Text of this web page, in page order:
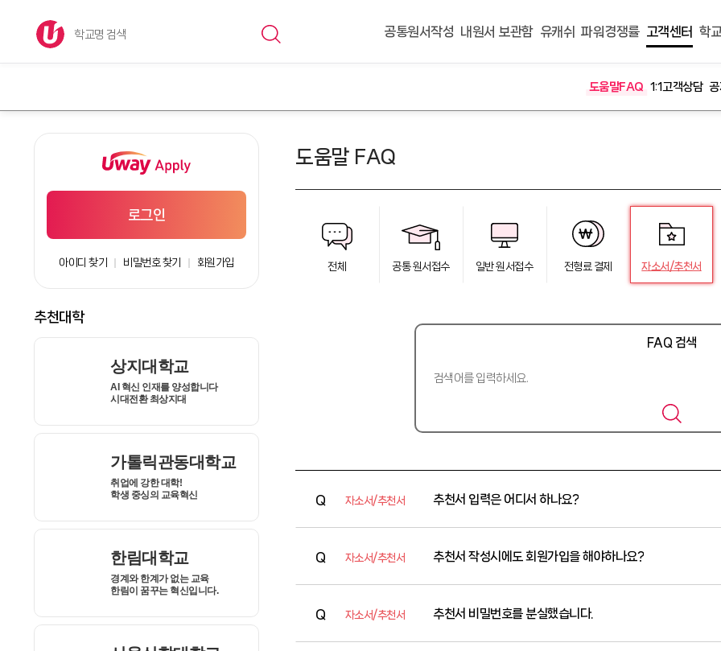
공통원서작성 내원서 보관함 유캐쉬 파워경쟁률 고객센터
도움말FAQ 1:1고객상담
학
로그인
아이디 찾기 비밀번호 찾기 회원가입
추천대학
도움말 FAQ
전체 공통 원서접수 일반 원서접수 전형료 결제 자소서/추천서
FAQ 검색
자소서/추천서 추천서 입력은 어디서 하나요?
자소서/추천서 추천서 작성시에도 회원가입을 해야하나요?
자소서/추천서 추천서 비밀번호를 분실했습니다.